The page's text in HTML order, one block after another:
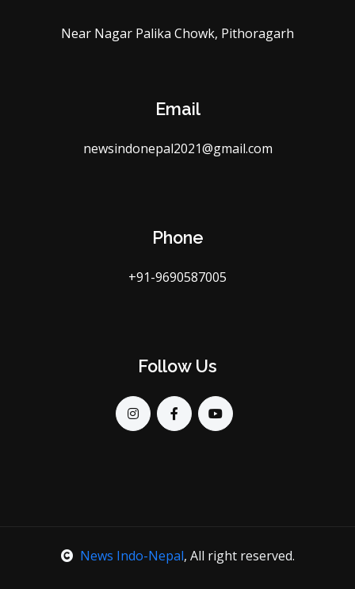
Near Nagar Palika Chowk, Pithoragarh
Email
newsindonepal2021@gmail.com
Phone
+91-9690587005
Follow Us
News Indo-Nepal, All right reserved.